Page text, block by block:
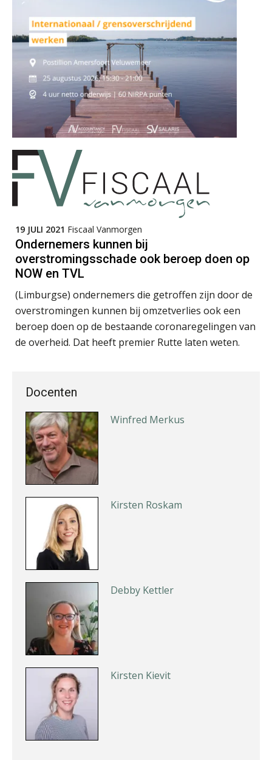
19 JULI 2021 Fiscaal Vanmorgen
Ondernemers kunnen bij
overstromingsschade ook beroep doen op
NOW en TVL
(Limburgse) ondernemers die getroffen zijn door de
overstromingen kunnen bij omzetverlies ook een
beroep doen op de bestaande coronaregelingen van
de overheid. Dat heeft premier Rutte laten weten.
Docenten
Derwish Rosalia
Audrey Brunings
Pieter Kok
Winfred Merkus
Kirsten Roskam
Debby Kettler
Kirsten Kievit